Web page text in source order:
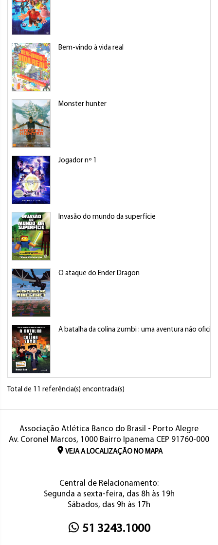
Bem-vindo à vida real
Monster hunter
Jogador nº 1
Invasão do mundo da superfície
O ataque do Ender Dragon
A batalha da colina zumbi : uma aventura não
Total de 11 referência(s) encontrada(s)
Associação Atlética Banco do Brasil - Porto Alegre
Av. Coronel Marcos, 1000 Bairro Ipanema CEP 91760-000
VEJA A LOCALIZAÇÃO NO MAPA
Central de Relacionamento:
Segunda a sexta-feira, das 8h às 19h
Sábados, das 9h às 17h
51 3243.1000